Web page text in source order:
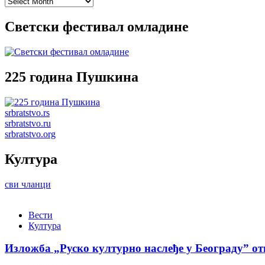
Светски фестивал омладине
225 година Пушкина
srbratstvo.rs
srbratstvo.ru
srbratstvo.org
Култура
сви чланци
Вести
Култура
Изложба „Руско културно наслеђе у Београду”